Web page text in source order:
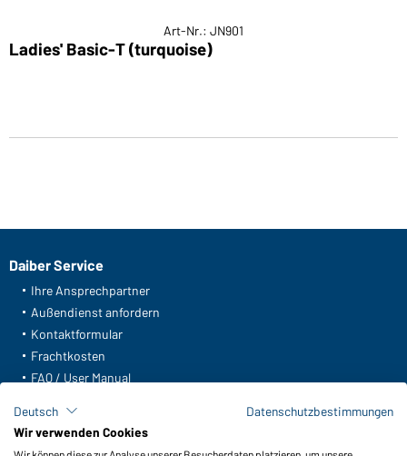
Art-Nr.: JN901
Ladies' Basic-T (turquoise)
Daiber Service
Ihre Ansprechpartner
Außendienst anfordern
Kontaktformular
Frachtkosten
FAQ / User Manual
Meldeportal nach Hinweisgeberschutz
Deutsch
Datenschutzbestimmungen
Wir verwenden Cookies